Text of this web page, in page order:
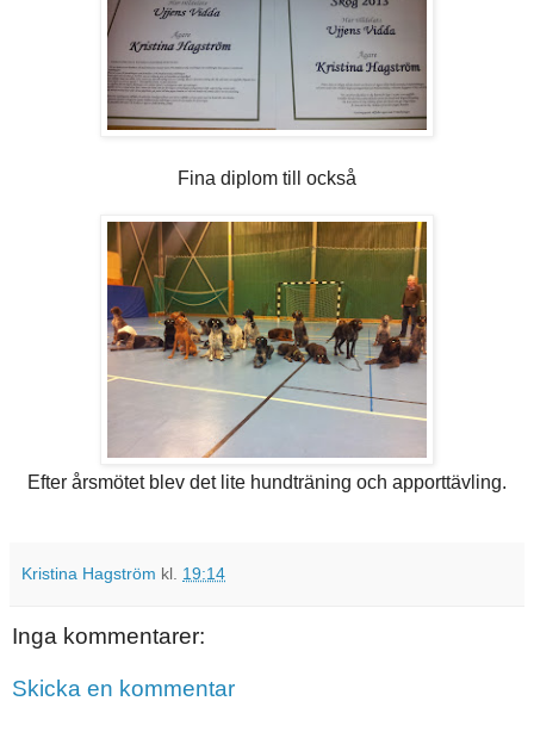
Fina diplom till också
Efter årsmötet blev det lite hundträning och apporttävling.
Kristina Hagström kl. 19:14
Inga kommentarer:
Skicka en kommentar